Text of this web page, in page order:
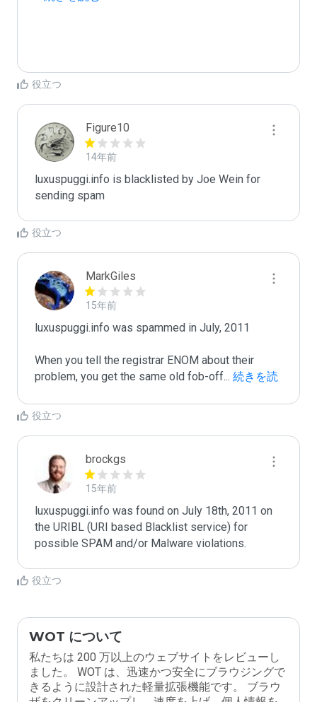
役立つ
Figure10
14年前
luxuspuggi.info is blacklisted by Joe Wein for
sending spam
役立つ
MarkGiles
15年前
luxuspuggi.info was spammed in July, 2011
When you tell the registrar ENOM about their
problem, you get the same old fob-off... 続きを読
役立つ
brockgs
15年前
luxuspuggi.info was found on July 18th, 2011 on
the URIBL (URI based Blacklist service) for
役立つ
WOT について
私たちは 200 万以上のウェブサイトをレビューし
ました。 WOT は、迅速かつ安全にブラウジングで
きるように設計された軽量拡張機能です。 ブラウ